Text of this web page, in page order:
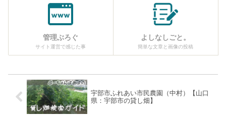
管理ぶろぐ
サイト運営で感じた事
よしなしごと。
簡単な文章と画像の投稿
宇部市ふれあい市民農園（中村）【山口
県：宇部市の貸し畑】